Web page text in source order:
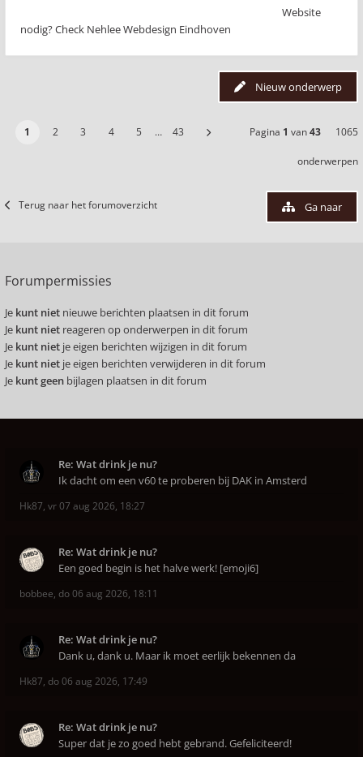
Website
nodig? Check Nehlee Webdesign Eindhoven
Nieuw onderwerp
1 2 3 4 5 … 43 Pagina 1 van43 1065
onderwerpen
Terug naar het forumoverzicht Ga naar
Forumpermissies
Je kunt niet nieuwe berichten plaatsen in dit forum
Je kunt niet reageren op onderwerpen in dit forum
Je kunt niet je eigen berichten wijzigen in dit forum
Je kunt niet je eigen berichten verwijderen in dit forum
Je kunt geen bijlagen plaatsen in dit forum
Re: Wat drink je nu?
Ik dacht om een v60 te proberen bij DAK in Amsterd
Hk87, vr 07 aug 2026, 18:27
Re: Wat drink je nu?
Een goed begin is het halve werk! [emoji6]
bobbee, do 06 aug 2026, 18:11
Re: Wat drink je nu?
Dank u, dank u. Maar ik moet eerlijk bekennen da
Hk87, do 06 aug 2026, 17:49
Re: Wat drink je nu?
Super dat je zo goed hebt gebrand. Gefeliciteerd!